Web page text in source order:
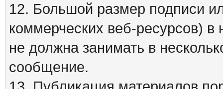
12. Большой размер подписи
коммерческих веб-ресурсов) в
не должна занимать в
сообщение.